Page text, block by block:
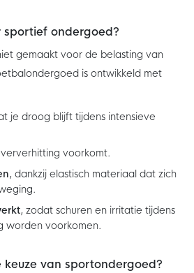
sportief ondergoed?
gemaakt voor de belasting van
is ontwikkeld met
je droog blijft tijdens intensieve
voorkomt.
, dankzij elastisch materiaal dat zich
, zodat schuren en irritatie tijdens
worden voorkomen.
van sportondergoed?